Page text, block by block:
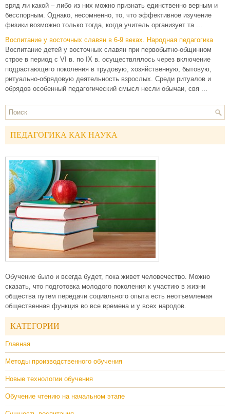
вряд ли какой – либо из них можно признать единственно верным и
бесспорным. Однако, несомненно, то, что эффективное изучение
физики возможно только тогда, когда учитель организует та ...
Воспитание у восточных славян в 6-9 веках. Народная педагогика
Воспитание детей у восточных славян при первобытно-общинном
строе в период с VI в. по IX в. осуществлялось через включение
подрастающего поколения в трудовую, хозяйственную, бытовую,
ритуально-обрядовую деятельность взрослых. Среди ритуалов и
обрядов особенный педагогический смысл несли обычаи, свя ...
ПЕДАГОГИКА КАК НАУКА
Обучение было и всегда будет, пока живет человечество. Можно
сказать, что подготовка молодого поколения к участию в жизни
общества путем передачи социального опыта есть неотъемлемая
общественная функция во все времена и у всех народов.
КАТЕГОРИИ
Главная
Методы производственного обучения
Новые технологии обучения
Обучение чтению на начальном этапе